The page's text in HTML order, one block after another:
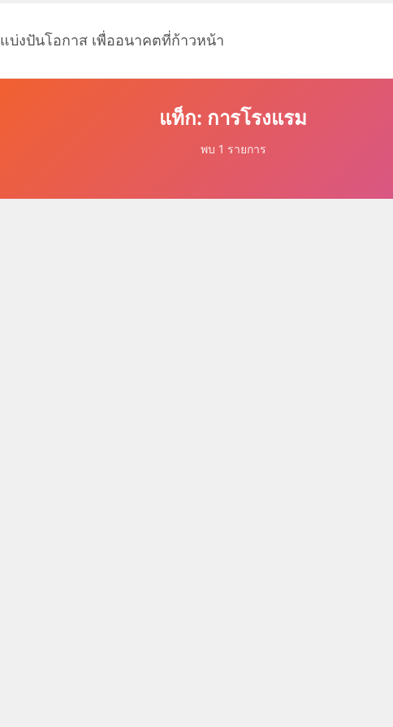
แบ่งปันโอกาส เพื่ออนาคตที่ก้าวหน้า
แท็ก: การโรงแรม
พบ 1 รายการ